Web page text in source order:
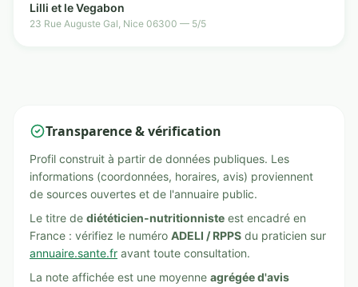
Lilli et le Vegabon
23 Rue Auguste Gal, Nice 06300 — 5/5
Transparence & vérification
Profil construit à partir de données publiques. Les
informations (coordonnées, horaires, avis) proviennent
de sources ouvertes et de l'annuaire public.
Le titre de diététicien-nutritionniste est encadré en
France : vérifiez le numéro ADELI / RPPS du praticien sur
annuaire.sante.fr avant toute consultation.
La note affichée est une moyenne agrégée d'avis